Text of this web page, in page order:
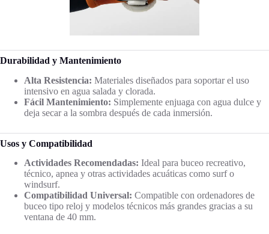
Durabilidad y Mantenimiento
Alta Resistencia: Materiales diseñados para soportar el uso
intensivo en agua salada y clorada.
Fácil Mantenimiento: Simplemente enjuaga con agua dulce y
deja secar a la sombra después de cada inmersión.
Usos y Compatibilidad
Actividades Recomendadas: Ideal para buceo recreativo,
técnico, apnea y otras actividades acuáticas como surf o
windsurf.
Compatibilidad Universal: Compatible con ordenadores de
buceo tipo reloj y modelos técnicos más grandes gracias a su
ventana de 40 mm.